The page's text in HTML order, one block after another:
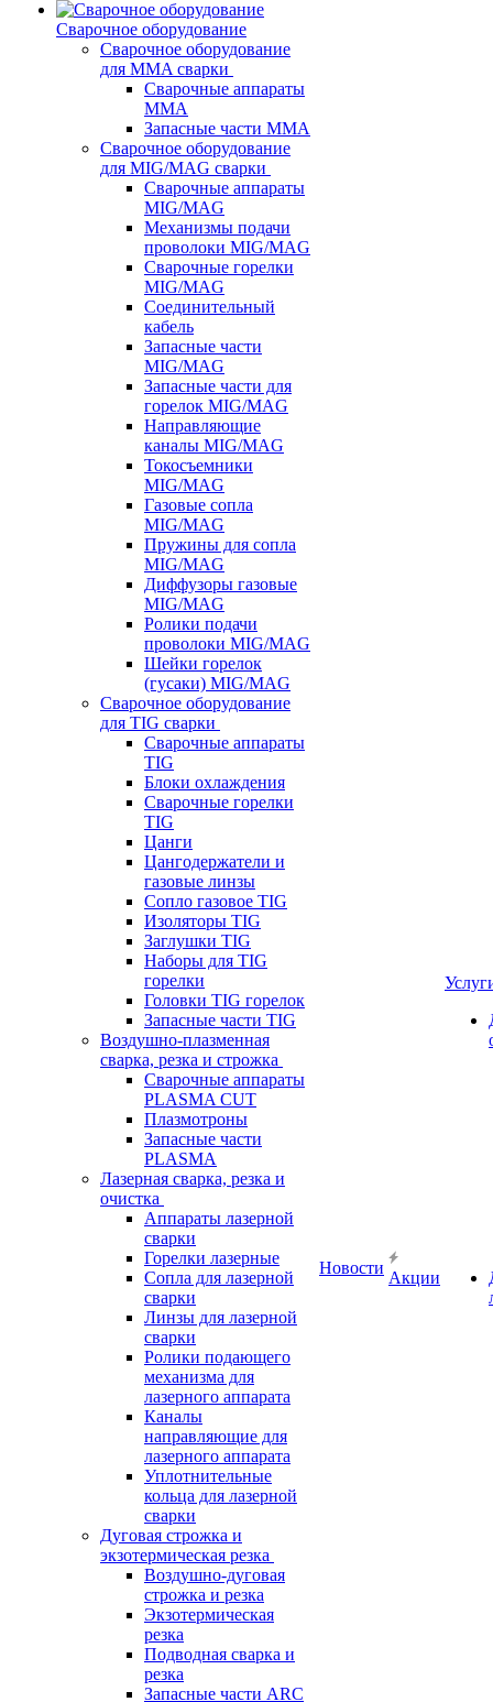
Сварочное оборудование
Сварочное оборудование
для MMA сварки
Сварочные аппараты
MMA
Запасные части MMA
Сварочное оборудование
для MIG/MAG сварки
Сварочные аппараты
MIG/MAG
Механизмы подачи
проволоки MIG/MAG
Сварочные горелки
MIG/MAG
Соединительный
кабель
Запасные части
MIG/MAG
Запасные части для
горелок MIG/MAG
Направляющие
каналы MIG/MAG
Токосъемники
MIG/MAG
Газовые сопла
MIG/MAG
Пружины для сопла
MIG/MAG
Диффузоры газовые
MIG/MAG
Ролики подачи
проволоки MIG/MAG
Шейки горелок
(гусаки) MIG/MAG
Сварочное оборудование
для TIG сварки
Сварочные аппараты
TIG
Блоки охлаждения
Сварочные горелки
TIG
Цанги
Цангодержатели и
газовые линзы
Сопло газовое TIG
Изоляторы TIG
Заглушки TIG
Наборы для TIG
горелки
Головки TIG горелок
Запасные части TIG
Воздушно-плазменная
сварка, резка и строжка
Сварочные аппараты
PLASMA CUT
Плазмотроны
Запасные части
PLASMA
Лазерная сварка, резка и
очистка
Аппараты лазерной
сварки
Горелки лазерные
Сопла для лазерной
сварки
Линзы для лазерной
сварки
Ролики подающего
механизма для
лазерного аппарата
Каналы
направляющие для
лазерного аппарата
Уплотнительные
кольца для лазерной
сварки
Дуговая строжка и
экзотермическая резка
Воздушно-дуговая
строжка и резка
Экзотермическая
резка
Подводная сварка и
резка
Запасные части ARC
Новости
Акции